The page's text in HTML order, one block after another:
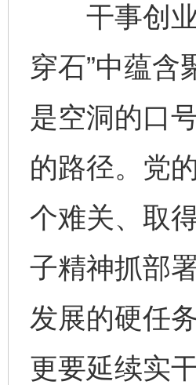
干事创业
穿石”中蕴
是空洞的口
的路径。党
个难关、取
子精神抓部
发展的硬任
更要延续实